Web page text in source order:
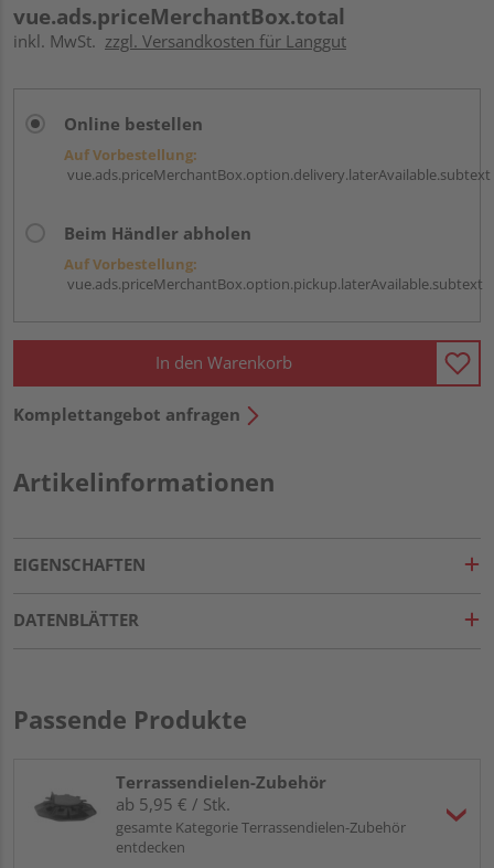
vue.ads.priceMerchantBox.total
inkl. MwSt. zzgl. Versandkosten für Langgut
Online bestellen
Auf Vorbestellung:
vue.ads.priceMerchantBox.option.delivery.laterAvailable.subtext
Beim Händler abholen
Auf Vorbestellung:
vue.ads.priceMerchantBox.option.pickup.laterAvailable.subtext
In den Warenkorb
Komplettangebot anfragen
Artikelinformationen
EIGENSCHAFTEN
DATENBLÄTTER
Passende Produkte
Terrassendielen-Zubehör
ab 5,95 € / Stk.
gesamte Kategorie Terrassendielen-Zubehör
entdecken